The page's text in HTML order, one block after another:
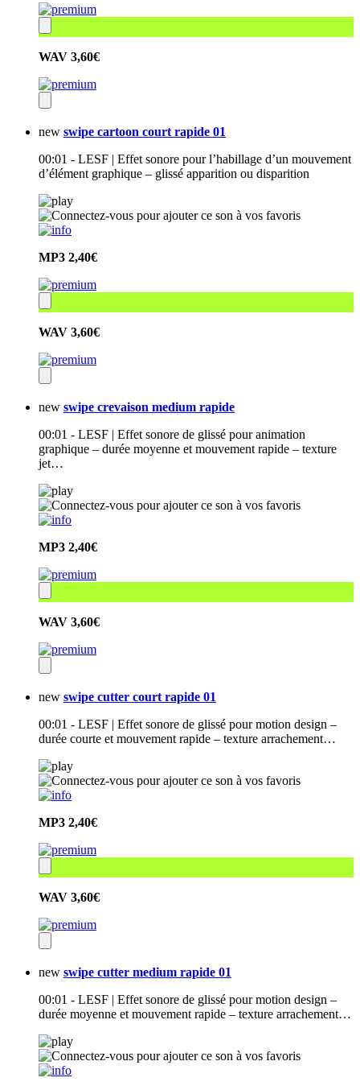
WAV 3,60€
new swipe cartoon court rapide 01
00:01 - LESF | Effet sonore pour l’habillage d’un mouvement
d’élément graphique – glissé apparition ou disparition
MP3 2,40€
WAV 3,60€
new swipe crevaison medium rapide
00:01 - LESF | Effet sonore de glissé pour animation
graphique – durée moyenne et mouvement rapide – texture
jet…
MP3 2,40€
WAV 3,60€
new swipe cutter court rapide 01
00:01 - LESF | Effet sonore de glissé pour motion design –
durée courte et mouvement rapide – texture arrachement…
MP3 2,40€
WAV 3,60€
new swipe cutter medium rapide 01
00:01 - LESF | Effet sonore de glissé pour motion design –
durée moyenne et mouvement rapide – texture arrachement…